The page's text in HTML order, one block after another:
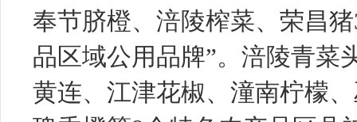
奉节脐橙、涪陵榨菜、荣昌
品区域公用品牌”。涪陵青菜
黄连、江津花椒、潼南柠檬